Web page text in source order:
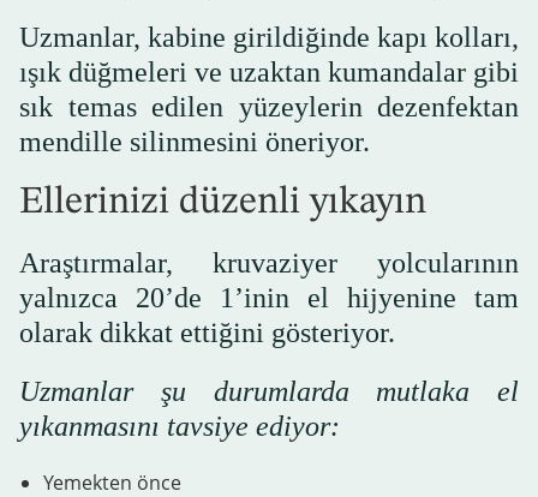
Uzmanlar, kabine girildiğinde kapı kolları,
ışık düğmeleri ve uzaktan kumandalar gibi
sık temas edilen yüzeylerin dezenfektan
mendille silinmesini öneriyor.
Ellerinizi düzenli yıkayın
Araştırmalar, kruvaziyer yolcularının
yalnızca 20’de 1’inin el hijyenine tam
olarak dikkat ettiğini gösteriyor.
Uzmanlar şu durumlarda mutlaka el
yıkanmasını tavsiye ediyor:
Yemekten önce